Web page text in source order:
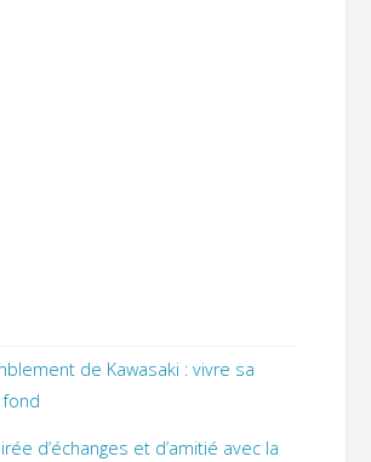
de Kawasaki : vivre sa
d’échanges et d’amitié avec la